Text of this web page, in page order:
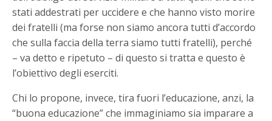
stati addestrati per uccidere e che hanno visto morire
dei fratelli (ma forse non siamo ancora tutti d’accordo
che sulla faccia della terra siamo tutti fratelli), perché
– va detto e ripetuto – di questo si tratta e questo è
l’obiettivo degli eserciti.
Chi lo propone, invece, tira fuori l’educazione, anzi, la
“buona educazione” che immaginiamo sia imparare a